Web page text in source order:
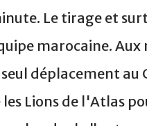
Le tirage et
marocaine.
déplacement au
Lions de l'Atlas